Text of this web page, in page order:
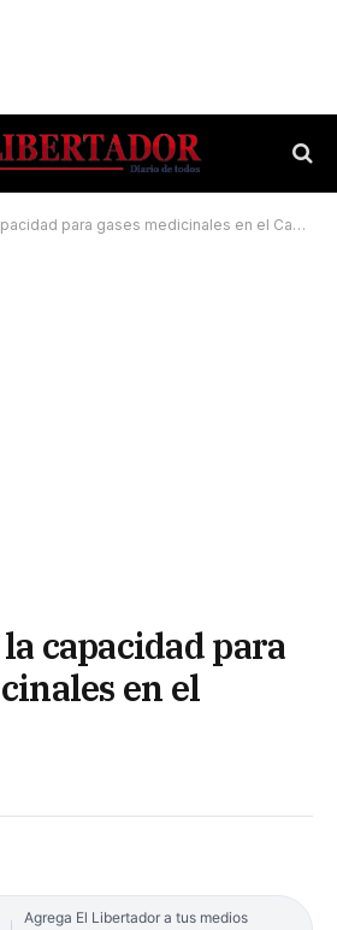
para gases medicinales en el Campaña
capacidad para
en el
Agrega El Libertador a tus medios